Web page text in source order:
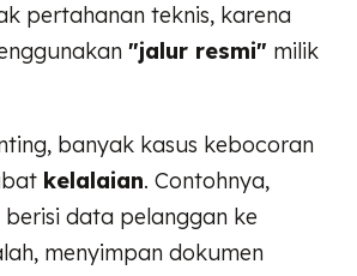
pertahanan teknis, karena
"jalur resmi" milik
banyak kasus kebocoran
kelalaian. Contohnya,
berisi data pelanggan ke
menyimpan dokumen